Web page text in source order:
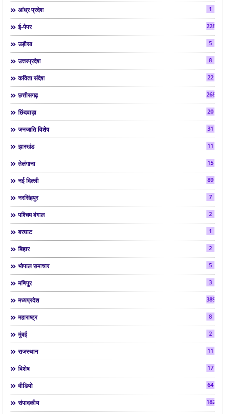
आंध्र प्रदेश 1
ई-पेपर 2288
उड़ीसा 5
उत्तरप्रदेश 8
कविता संदेश 22
छत्तीसगढ़ 268
छिंदवाड़ा 20
जनजाति विशेष 31
झारखंड 11
तेलंगाना 15
नई दिल्ली 89
नरसिंहपुर 7
पश्चिम बंगाल 2
बरघाट 1
बिहार 2
भोपाल समाचार 5
मणिपुर 3
मध्यप्रदेश 3892
महाराष्ट्र 8
मुंबई 2
राजस्थान 11
विशेष 17
वीडियो 64
संपादकीय 182